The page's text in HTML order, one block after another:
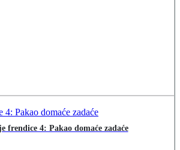
frendice 4: Pakao domaće zadaće